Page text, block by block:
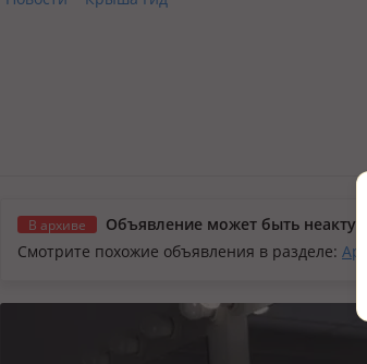
В архиве
Объявление может быть
Смотрите похожие объявления в разделе: